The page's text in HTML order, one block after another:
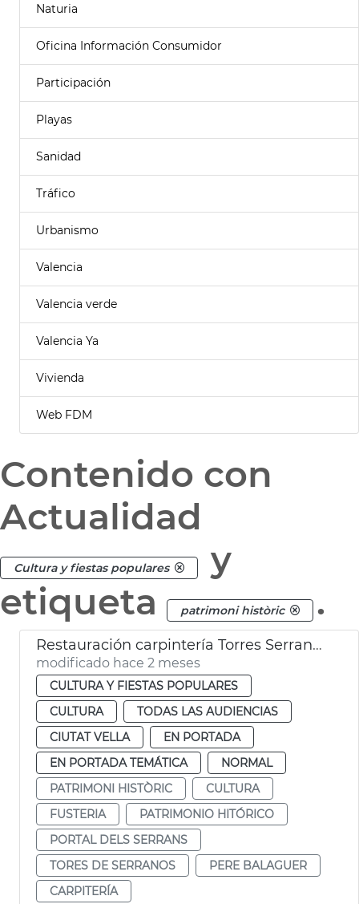
Naturia
Oficina Información Consumidor
Participación
Playas
Sanidad
Tráfico
Urbanismo
Valencia
Valencia verde
Valencia Ya
Vivienda
Web FDM
Contenido con
Actualidad
Cultura y fiestas populares
y
etiqueta
patrimoni històric .
Restauración carpintería Torres Serrans Ajuntament València
modificado hace 2 meses
CULTURA Y FIESTAS POPULARES
CULTURA
TODAS LAS AUDIENCIAS
CIUTAT VELLA
EN PORTADA
EN PORTADA TEMÁTICA
NORMAL
PATRIMONI HISTÒRIC
CULTURA
FUSTERIA
PATRIMONIO HITÓRICO
PORTAL DELS SERRANS
TORES DE SERRANOS
PERE BALAGUER
CARPITERÍA